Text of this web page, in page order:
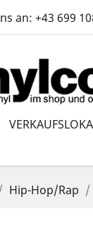
an: +43 699
Hip-Hop/Rap